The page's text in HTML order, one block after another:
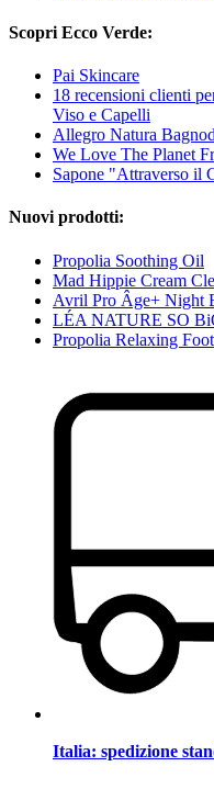
Scopri Ecco Verde:
Pai Skincare
18 recensioni clienti
Viso e Capelli
Allegro Natura
We Love The Planet
Sapone "Attraverso il
Nuovi prodotti:
Propolia Soothing Oil
Mad Hippie Cream
Avril Pro Âge+ Night
LÉA NATURE SO
Propolia Relaxing
Italia: spedizione